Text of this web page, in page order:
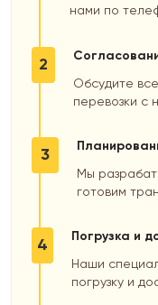
нами по
2
Обсудите
перевозки с
3
Мы
готовим
4 Погрузка и
Наши
погрузку и